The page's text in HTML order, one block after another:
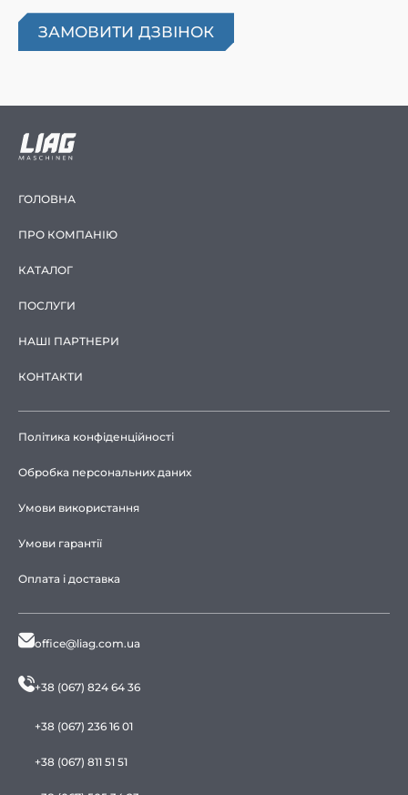
ГОЛОВНА
ПРО КОМПАНІЮ
КАТАЛОГ
ПОСЛУГИ
НАШІ ПАРТНЕРИ
КОНТАКТИ
Політика конфіденційності
Обробка персональних даних
Умови використання
Умови гарантії
Оплата і доставка
office@liag.com.ua
+38 (067) 824 64 36
+38 (067) 236 16 01
+38 (067) 811 51 51